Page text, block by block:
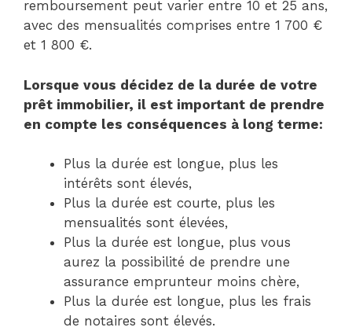
remboursement peut varier entre 10 et 25 ans,
avec des mensualités comprises entre 1 700 €
et 1 800 €.
Lorsque vous décidez de la durée de votre
prêt immobilier, il est important de prendre
en compte les conséquences à long terme:
Plus la durée est longue, plus les
intérêts sont élevés,
Plus la durée est courte, plus les
mensualités sont élevées,
Plus la durée est longue, plus vous
aurez la possibilité de prendre une
assurance emprunteur moins chère,
Plus la durée est longue, plus les frais
de notaires sont élevés.